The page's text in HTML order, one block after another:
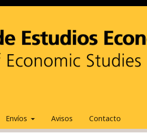
Envíos Avisos Contacto